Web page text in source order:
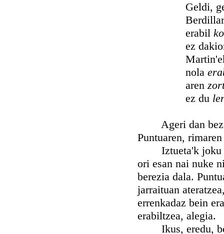
Geldi,
erabil
ez
nola
aren
ez du
Ageri dan
Puntuaren,
Iztueta'k joku
ori esan nai nuke
berezia dala.
jarraituan
errenkadaz bein
erabiltzea, alegia.
Ikus, eredu,